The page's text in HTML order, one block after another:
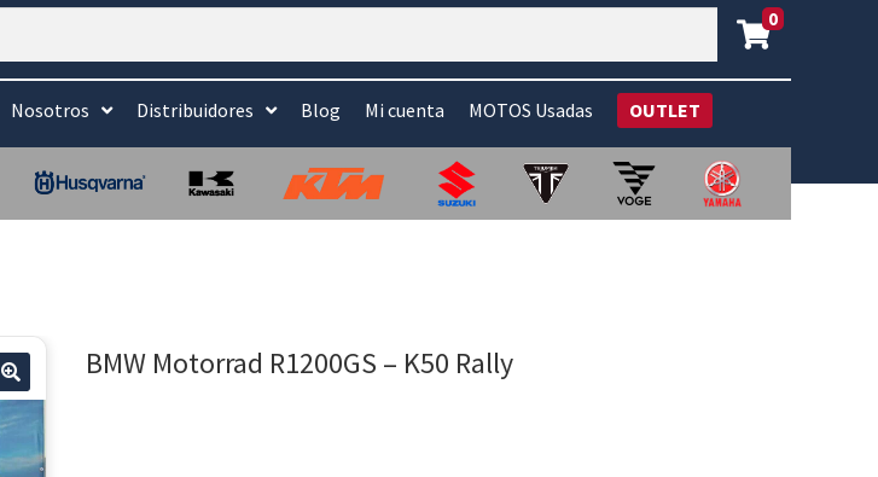
0
Nosotros Distribuidores Blog Mi cuenta MOTOS Usadas OUTLET
🔍
BMW Motorrad R1200GS – K50 Rally